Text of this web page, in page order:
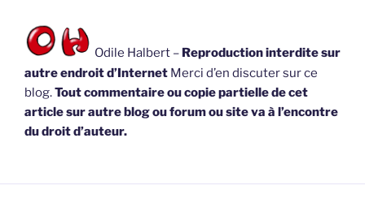
Odile Halbert – Reproduction interdite sur
autre endroit d’Internet Merci d’en discuter sur ce
blog.Tout commentaire ou copie partielle de cet
article sur autre blog ou forum ou site va à l’encontre
du droit d’auteur.